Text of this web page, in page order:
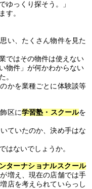
ゆっくり探そう。」
す。
い、たくさん物件を見た
ではその物件は使えない
物件」が何かわからない
。
かを業種ごとに体験談等
区に学習塾・スクールを
ていたのか、決め手はな
はないでしょうか。
ターナショナルスクール
増え、現在の店舗では手
店を考えられていらっし